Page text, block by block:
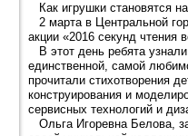
Как игрушки становятся
2 марта в Центральной
акции «2016 секунд
В этот день ребята
единственной, самой
прочитали стихотворения
конструирования и
сервисных технологий и
Ольга Игоревна Белова,